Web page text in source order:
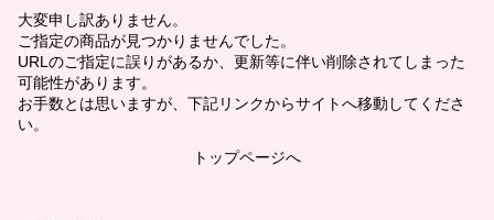
大変申し訳ありません。
ご指定の商品が見つかりませんでした。
URLのご指定に誤りがあるか、更新等に伴い削除されてしまった
可能性があります。
お手数とは思いますが、下記リンクからサイトへ移動してくださ
い。
トップページへ